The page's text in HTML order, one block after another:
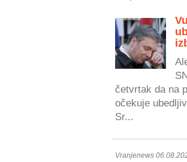
četvrtak da na
očekuje
Sr...
Vranjenews